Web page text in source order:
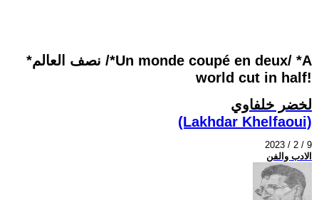
*نصف العالم /*Un monde coupé en deux/ *A
world cut in half!
لخضر خلفاوي
(Lakhdar Khelfaoui)
2023 / 2 / 9
الادب والفن